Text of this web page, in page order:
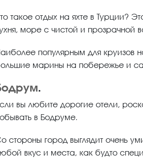
такое отдых на яхте в Турции?
море с чистой и прозрачной
популярным для круизов
марины на побережье и
.
вы любите дорогие отели,
в Бодруме.
стороны город выглядит очень
вкус и места, как будто